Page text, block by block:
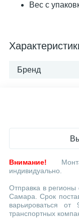
Вес с
Бренд
Внимание!
индивидуально.
Отправка в регионы
Самара. Срок
варьироваться
транспортных